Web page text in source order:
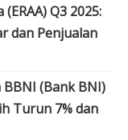
Q3 2025:
dan Penjualan
(Bank BNI)
Turun 7% dan